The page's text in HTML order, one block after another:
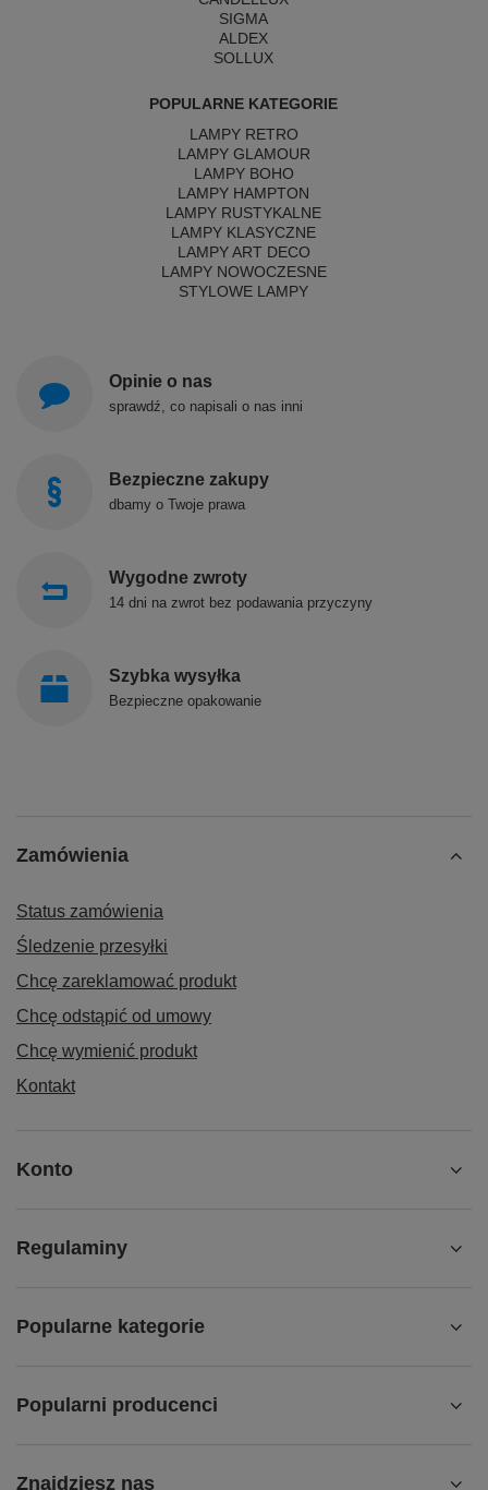
SIGMA
ALDEX
SOLLUX
POPULARNE KATEGORIE
LAMPY RETRO
LAMPY GLAMOUR
LAMPY BOHO
LAMPY HAMPTON
LAMPY RUSTYKALNE
LAMPY KLASYCZNE
LAMPY ART DECO
LAMPY NOWOCZESNE
STYLOWE LAMPY
Opinie o nas
sprawdź, co napisali o nas inni
Bezpieczne zakupy
dbamy o Twoje prawa
Wygodne zwroty
14 dni na zwrot bez podawania przyczyny
Szybka wysyłka
Bezpieczne opakowanie
Zamówienia
Status zamówienia
Śledzenie przesyłki
Chcę zareklamować produkt
Chcę odstąpić od umowy
Chcę wymienić produkt
Kontakt
Konto
Regulaminy
Popularne kategorie
Popularni producenci
Znajdziesz nas